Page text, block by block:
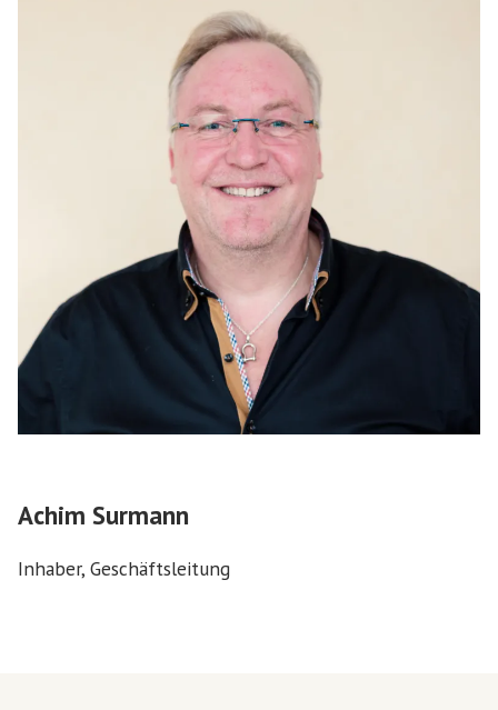
Achim Surmann
Inhaber, Geschäftsleitung